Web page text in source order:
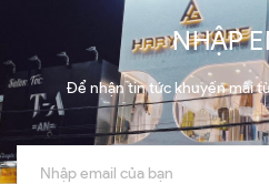
NHẬP
Để nhận tin tức khuyến mãi